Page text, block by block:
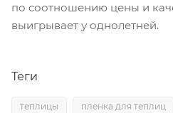
по соотношению цены и
выигрывает у однолетней.
Теги
теплицы пленка для теплиц